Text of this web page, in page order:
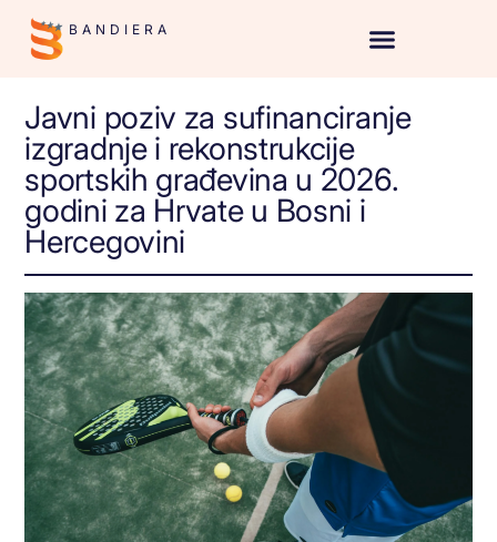
BANDIERA
Javni poziv za sufinanciranje
izgradnje i rekonstrukcije
sportskih građevina u 2026.
godini za Hrvate u Bosni i
Hercegovini